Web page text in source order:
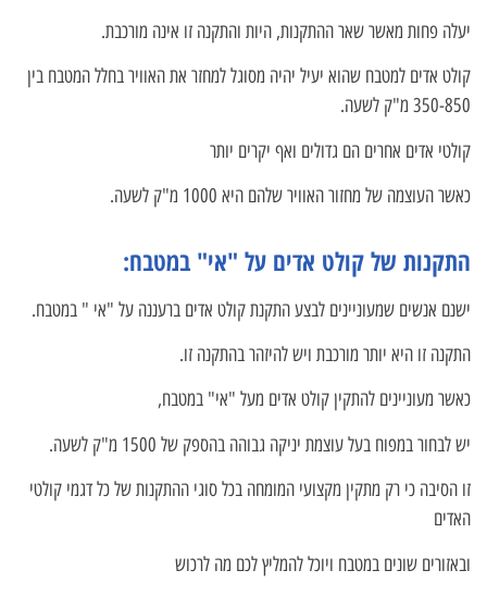
יעלה פחות מאשר שאר ההתקנות, היות והתקנה זו אינה מורכבת.
קולט אדים למטבח שהוא יעיל יהיה מסוגל למחזר את האוויר בחלל המטבח בין
350-850 מ"ק לשעה.
קולטי אדים אחרים הם גדולים ואף יקרים יותר
כאשר העוצמה של מחזור האוויר שלהם היא 1000 מ"ק לשעה.
התקנות של קולט אדים על "אי" במטבח:
ישנם אנשים שמעוניינים לבצע התקנת קולט אדים ברעננה על "אי " במטבח.
התקנה זו היא יותר מורכבת ויש להיזהר בהתקנה זו.
כאשר מעוניינים להתקין קולט אדים מעל "אי" במטבח,
יש לבחור במפוח בעל עוצמת יניקה גבוהה בהספק של 1500 מ"ק לשעה.
זו הסיבה כי רק מתקין מקצועי המומחה בכל סוגי ההתקנות של כל דגמי קולטי
האדים
ובאזורים שונים במטבח ויוכל להמליץ לכם מה לרכוש